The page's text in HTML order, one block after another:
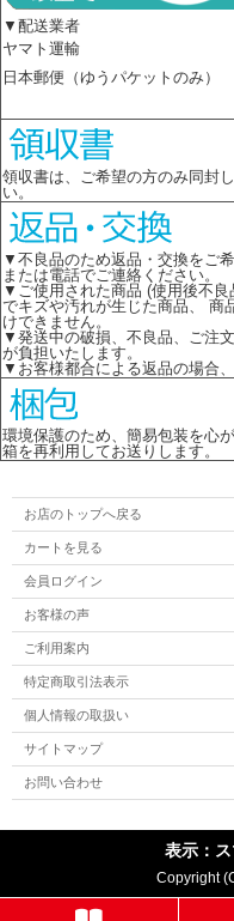
▼配送業者
ヤマト運輸
日本郵便（ゆうパケットのみ）
領収書は、ご希望の方のみ同封
い。
▼不良品のため返品・交換をご
または電話でご連絡ください。
▼ご使用された商品 (使用後不
でキズや汚れが生じた商品、 商
けできません。
▼発送中の破損、不良品、ご注
が負担いたします。
▼お客様都合による返品の場合
環境保護のため、簡易包装を心
箱を再利用してお送りします。
お店のトップへ戻る
カートを見る
会員ログイン
お客様の声
ご利用案内
特定商取引法表示
個人情報の取扱い
サイトマップ
お問い合わせ
表示：ス
Copyright